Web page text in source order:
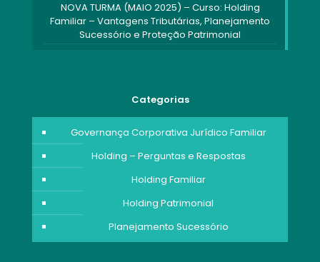
NOVA TURMA (MAIO 2025) – Curso: Holding
Familiar – Vantagens Tributárias, Planejamento
Sucessório e Proteção Patrimonial
Categorias
Governança Corporativa Jurídico Familiar
Holding – Perguntas e Respostas
Holding Familiar
Holding Patrimonial
Planejamento Sucessório